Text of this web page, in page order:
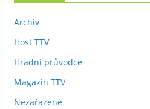
Archiv
Host TTV
Hradní průvodce
Magazín TTV
Nezařazené